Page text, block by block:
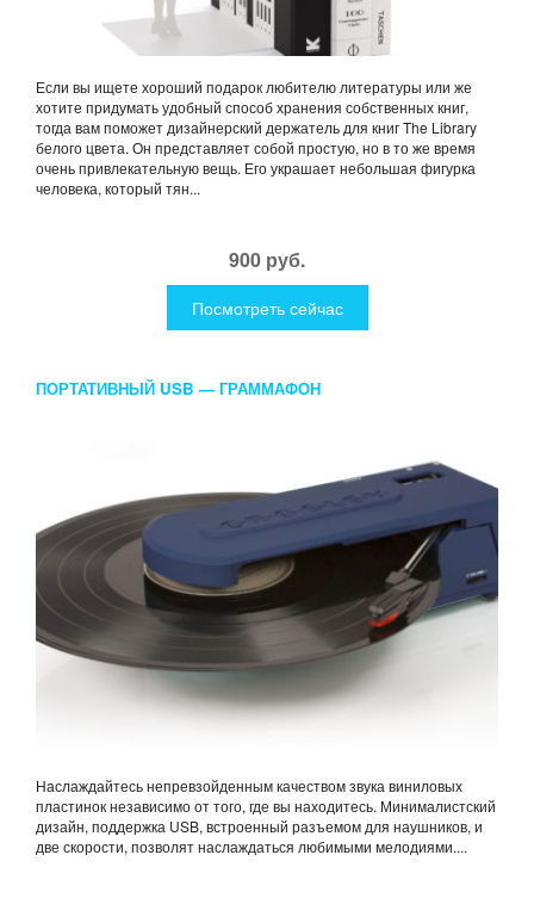
Если вы ищете хороший подарок любителю литературы или же
хотите придумать удобный способ хранения собственных книг,
тогда вам поможет дизайнерский держатель для книг The Library
белого цвета. Он представляет собой простую, но в то же время
очень привлекательную вещь. Его украшает небольшая фигурка
человека, который тян...
900 руб.
Посмотреть сейчас
ПОРТАТИВНЫЙ USB — ГРАММАФОН
Наслаждайтесь непревзойденным качеством звука виниловых
пластинок независимо от того, где вы находитесь. Минималистский
дизайн, поддержка USB, встроенный разъемом для наушников, и
две скорости, позволят наслаждаться любимыми мелодиями....